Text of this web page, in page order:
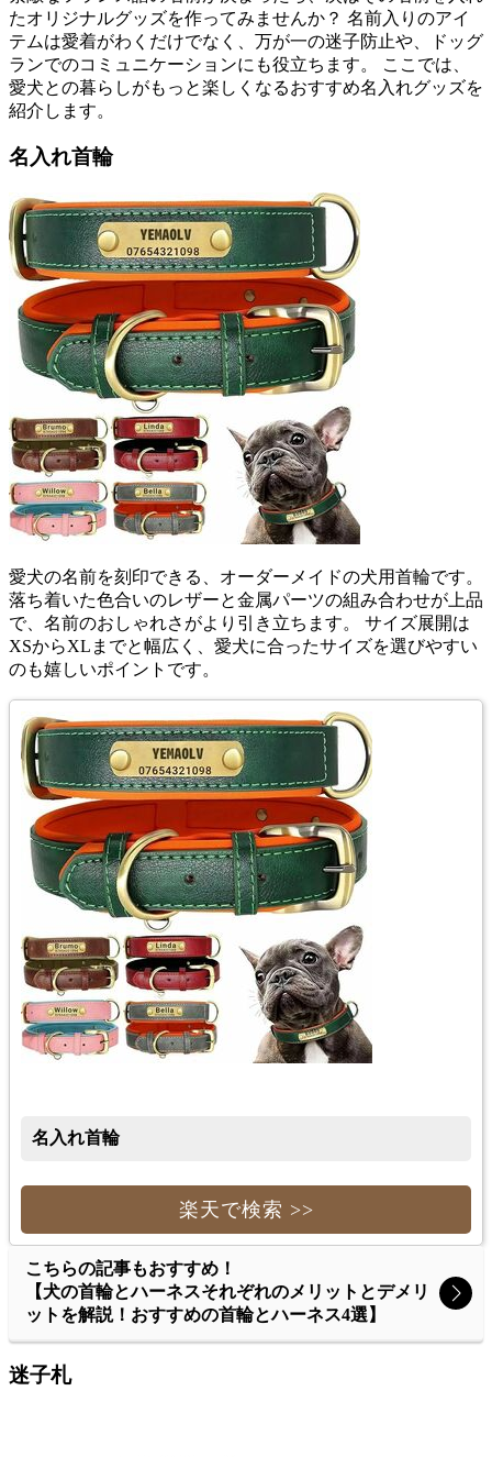
たオリジナルグッズを作ってみませんか？ 名前入りのアイ
テムは愛着がわくだけでなく、万が一の迷子防止や、ドッグ
ランでのコミュニケーションにも役立ちます。 ここでは、
愛犬との暮らしがもっと楽しくなるおすすめ名入れグッズを
紹介します。
名入れ首輪
愛犬の名前を刻印できる、オーダーメイドの犬用首輪です。
落ち着いた色合いのレザーと金属パーツの組み合わせが上品
で、名前のおしゃれさがより引き立ちます。 サイズ展開は
XSからXLまでと幅広く、愛犬に合ったサイズを選びやすい
のも嬉しいポイントです。
名入れ首輪
楽天で検索 >>
こちらの記事もおすすめ！
【犬の首輪とハーネスそれぞれのメリットとデメリ
ットを解説！おすすめの首輪とハーネス4選】
迷子札